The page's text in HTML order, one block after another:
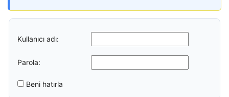
Kullanıcı adı:
Parola:
Beni hatırla